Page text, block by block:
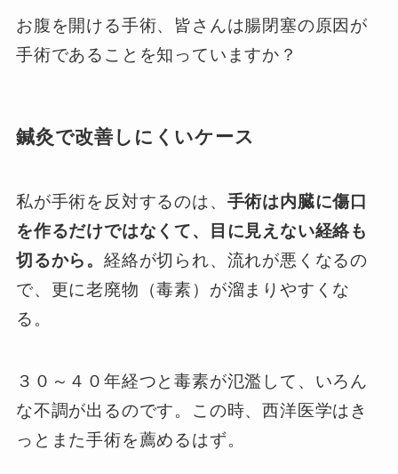
お腹を開ける手術、皆さんは腸閉塞の原因が
手術であることを知っていますか？
鍼灸で改善しにくいケース
私が手術を反対するのは、 手術は内臓に傷口
を作るだけではなくて、目に見えない経絡も
切るから。 経絡が切られ、流れが悪くなるの
で、更に老廃物（毒素）が溜まりやすくな
る。
３０～４０年経つと毒素が氾濫して、いろん
な不調が出るのです。この時、西洋医学はき
っとまた手術を薦めるはず。